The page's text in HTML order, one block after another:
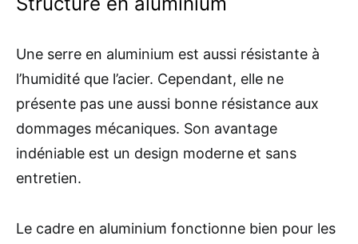
Une serre en aluminium est aussi résistante à
l’humidité que l’acier. Cependant, elle ne
présente pas une aussi bonne résistance aux
dommages mécaniques. Son avantage
indéniable est un design moderne et sans
entretien.
Le cadre en aluminium fonctionne bien pour les